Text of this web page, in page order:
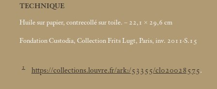
TECHNIQUE
Huile sur papier, contrecollé sur toile. – 22,1 × 29,6 cm
Fondation Custodia, Collection Frits Lugt, Paris, inv. 2011-S.15
1 https://collections.louvre.fr/ark:/53355/cl020028575.